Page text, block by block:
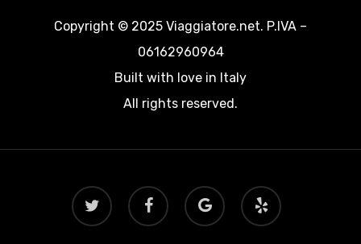
Copyright © 2025 Viaggiatore.net. P.IVA –
06162960964
Built with love in Italy
All rights reserved.
twitter facebook
google-
plus
yelp